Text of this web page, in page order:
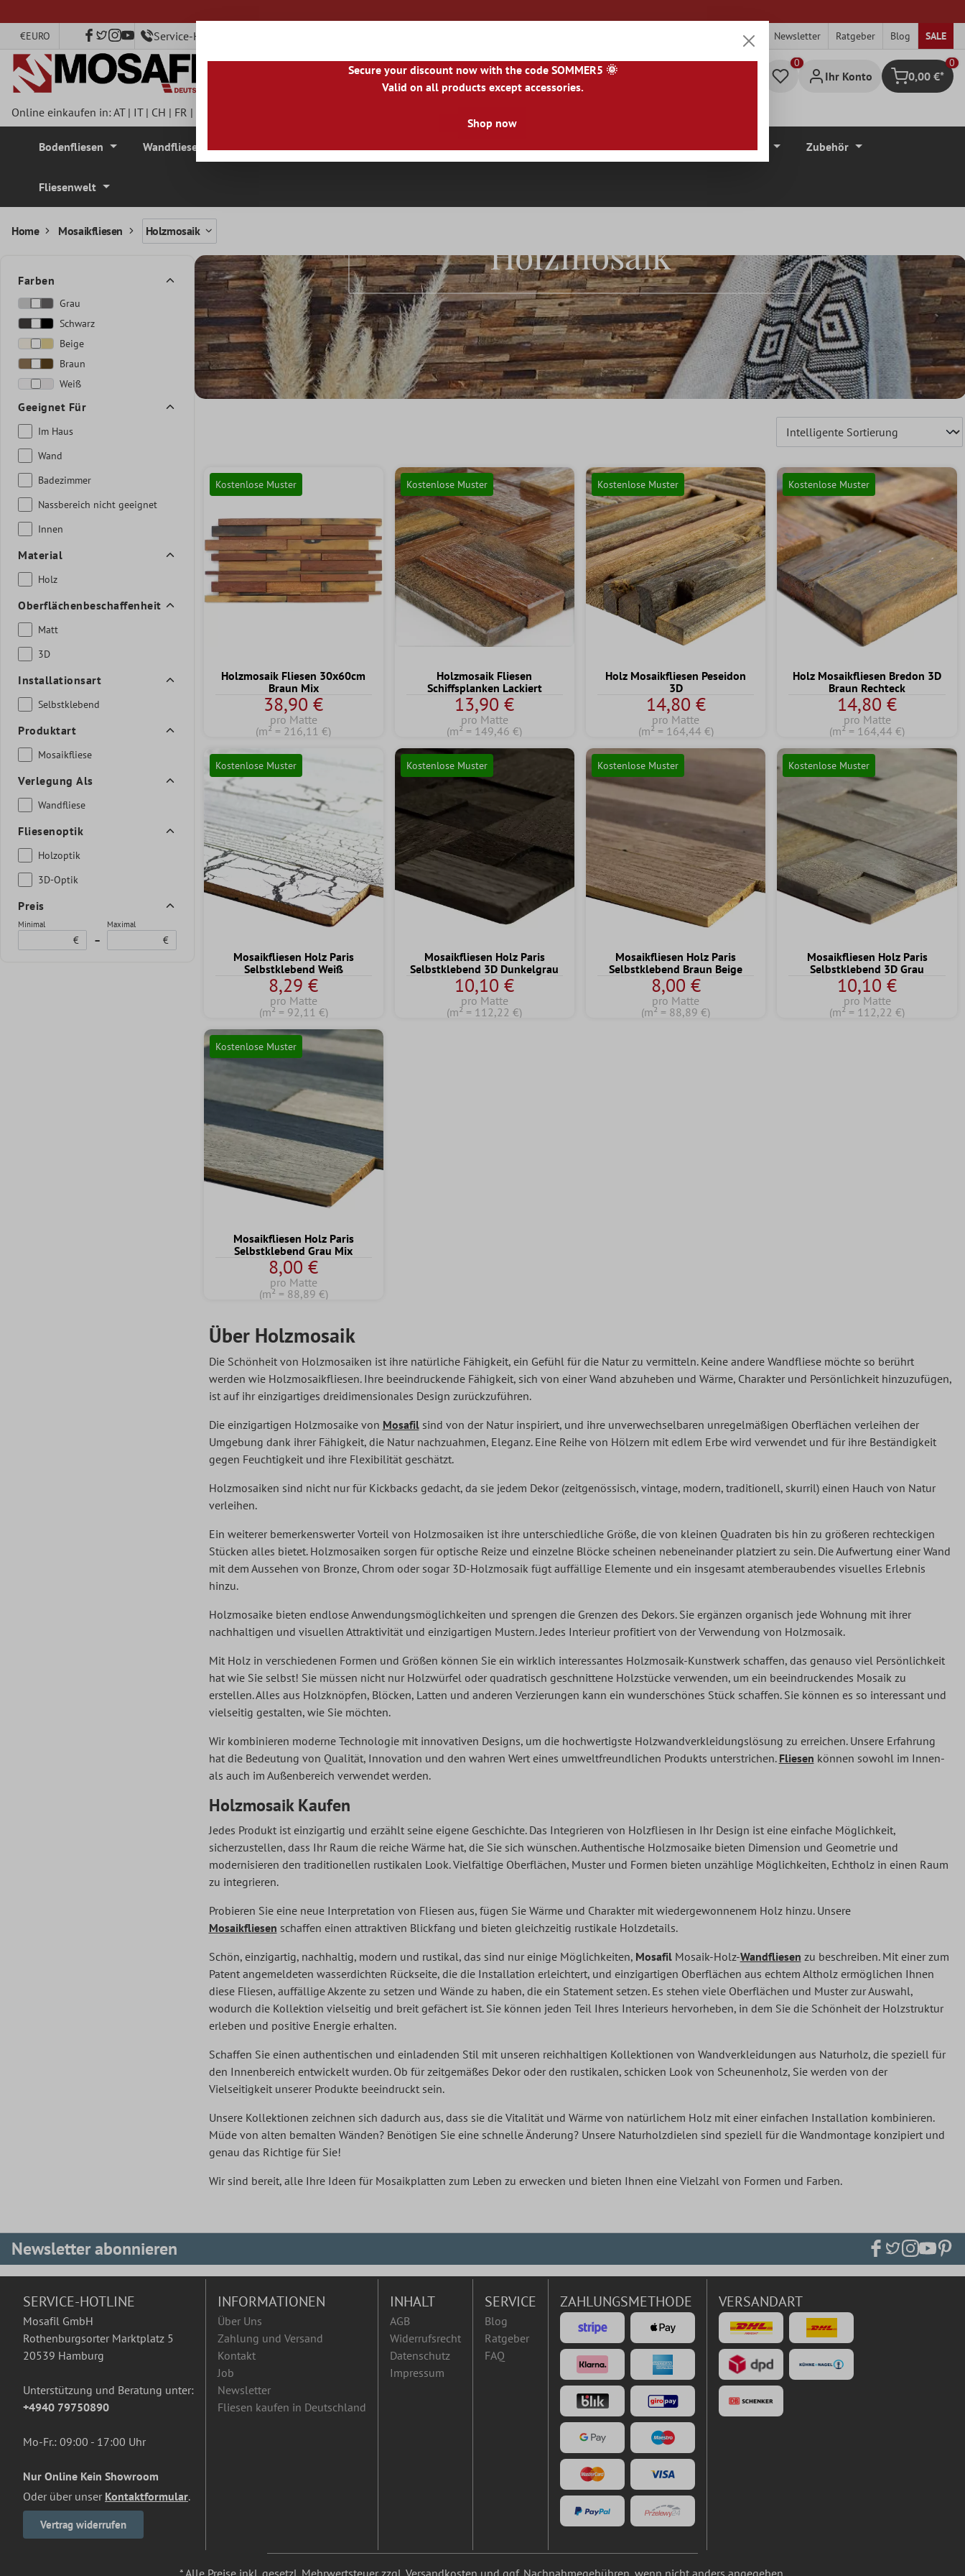
€EURO Service-Hotline +49 40 79750890 Newsletter Ratgeber Blog SALE
Ihr Konto Warenkorb
0
0,00 €*
Online einkaufen in:AT| IT| CH | FR |
Bodenfliesen Wandfliesen Zubehör
Fliesenwelt
Home Mosaikfliesen Holzmosaik
Farben
Grau
Schwarz
Beige
Braun
Weiß
Geeignet Für
Im Haus
Wand
Badezimmer
Nassbereich nicht geeignet
Innen
Material
Holz
Oberflächenbeschaffenheit
Matt
3D
Installationsart
Selbstklebend
Produktart
Mosaikfliese
Verlegung Als
Wandfliese
Fliesenoptik
Holzoptik
3D-Optik
Preis
Minimal
€ –
Maximal
€
Holzmosaik
Kostenlose Muster
Holzmosaik Fliesen 30x60cm
Braun Mix
38,90 €
pro Matte
(m² = 216,11 €)
Kostenlose Muster
Holzmosaik Fliesen
Schiffsplanken Lackiert
13,90 €
pro Matte
(m² = 149,46 €)
Kostenlose Muster
Holz Mosaikfliesen Peseidon
3D
14,80 €
pro Matte
(m² = 164,44 €)
Kostenlose Muster
Holz Mosaikfliesen Bredon 3D
Braun Rechteck
14,80 €
pro Matte
(m² = 164,44 €)
Kostenlose Muster
Mosaikfliesen Holz Paris
Selbstklebend Weiß
8,29 €
pro Matte
(m² = 92,11 €)
Kostenlose Muster
Mosaikfliesen Holz Paris
Selbstklebend 3D Dunkelgrau
10,10 €
pro Matte
(m² = 112,22 €)
Kostenlose Muster
Mosaikfliesen Holz Paris
Selbstklebend Braun Beige
8,00 €
pro Matte
(m² = 88,89 €)
Kostenlose Muster
Mosaikfliesen Holz Paris
Selbstklebend 3D Grau
10,10 €
pro Matte
(m² = 112,22 €)
Kostenlose Muster
Mosaikfliesen Holz Paris
Selbstklebend Grau Mix
8,00 €
pro Matte
(m² = 88,89 €)
Über Holzmosaik
Die Schönheit von Holzmosaiken ist ihre natürliche Fähigkeit, ein Gefühl für die Natur zu vermitteln. Keine andere Wandfliese möchte so berührt
werden wie Holzmosaikfliesen. Ihre beeindruckende Fähigkeit, sich von einer Wand abzuheben und Wärme, Charakter und Persönlichkeit hinzuzufügen,
ist auf ihr einzigartiges dreidimensionales Design zurückzuführen.
Die einzigartigen Holzmosaike von Mosafilsind von der Natur inspiriert, und ihre unverwechselbaren unregelmäßigen Oberflächen verleihen der
Umgebung dank ihrer Fähigkeit, die Natur nachzuahmen, Eleganz. Eine Reihe von Hölzern mit edlem Erbe wird verwendet und für ihre Beständigkeit
gegen Feuchtigkeit und ihre Flexibilität geschätzt.
Holzmosaiken sind nicht nur für Kickbacks gedacht, da sie jedem Dekor (zeitgenössisch, vintage, modern, traditionell, skurril) einen Hauch von Natur
verleihen.
Ein weiterer bemerkenswerter Vorteil von Holzmosaiken ist ihre unterschiedliche Größe, die von kleinen Quadraten bis hin zu größeren rechteckigen
Stücken alles bietet. Holzmosaiken sorgen für optische Reize und einzelne Blöcke scheinen nebeneinander platziert zu sein. Die Aufwertung einer Wand
mit dem Aussehen von Bronze, Chrom oder sogar 3D-Holzmosaik fügt auffällige Elemente und ein insgesamt atemberaubendes visuelles Erlebnis
hinzu.
Holzmosaike bieten endlose Anwendungsmöglichkeiten und sprengen die Grenzen des Dekors. Sie ergänzen organisch jede Wohnung mit ihrer
nachhaltigen und visuellen Attraktivität und einzigartigen Mustern. Jedes Interieur profitiert von der Verwendung von Holzmosaik.
Mit Holz in verschiedenen Formen und Größen können Sie ein wirklich interessantes Holzmosaik-Kunstwerk schaffen, das genauso viel Persönlichkeit
hat wie Sie selbst! Sie müssen nicht nur Holzwürfel oder quadratisch geschnittene Holzstücke verwenden, um ein beeindruckendes Mosaik zu
erstellen. Alles aus Holzknöpfen, Blöcken, Latten und anderen Verzierungen kann ein wunderschönes Stück schaffen. Sie können es so interessant und
vielseitig gestalten, wie Sie möchten.
Wir kombinieren moderne Technologie mit innovativen Designs, um die hochwertigste Holzwandverkleidungslösung zu erreichen. Unsere Erfahrung
hat die Bedeutung von Qualität, Innovation und den wahren Wert eines umweltfreundlichen Produkts unterstrichen. Fliesen können sowohl im Innen-
als auch im Außenbereich verwendet werden.
Holzmosaik Kaufen
Jedes Produkt ist einzigartig und erzählt seine eigene Geschichte. Das Integrieren von Holzfliesen in Ihr Design ist eine einfache Möglichkeit,
sicherzustellen, dass Ihr Raum die reiche Wärme hat, die Sie sich wünschen. Authentische Holzmosaike bieten Dimension und Geometrie und
modernisieren den traditionellen rustikalen Look. Vielfältige Oberflächen, Muster und Formen bieten unzählige Möglichkeiten, Echtholz in einen Raum
zu integrieren.
Probieren Sie eine neue Interpretation von Fliesen aus, fügen Sie Wärme und Charakter mit wiedergewonnenem Holz hinzu. Unsere
Mosaikfliesen schaffen einen attraktiven Blickfang und bieten gleichzeitig rustikale Holzdetails.
Schön, einzigartig, nachhaltig, modern und rustikal, das sind nur einige Möglichkeiten, Mosafil Mosaik-Holz-Wandfliesen zu beschreiben. Mit einer zum
Patent angemeldeten wasserdichten Rückseite, die die Installation erleichtert, und einzigartigen Oberflächen aus echtem Altholz ermöglichen Ihnen
diese Fliesen, auffällige Akzente zu setzen und Wände zu haben, die ein Statement setzen. Es stehen viele Oberflächen und Muster zur Auswahl,
wodurch die Kollektion vielseitig und breit gefächert ist. Sie können jeden Teil Ihres Interieurs hervorheben, in dem Sie die Schönheit der Holzstruktur
erleben und positive Energie erhalten.
Schaffen Sie einen authentischen und einladenden Stil mit unseren reichhaltigen Kollektionen von Wandverkleidungen aus Naturholz, die speziell für
den Innenbereich entwickelt wurden. Ob für zeitgemäßes Dekor oder den rustikalen, schicken Look von Scheunenholz, Sie werden von der
Vielseitigkeit unserer Produkte beeindruckt sein.
Unsere Kollektionen zeichnen sich dadurch aus, dass sie die Vitalität und Wärme von natürlichem Holz mit einer einfachen Installation kombinieren.
Müde von alten bemalten Wänden? Benötigen Sie eine schnelle Änderung? Unsere Naturholzdielen sind speziell für die Wandmontage konzipiert und
genau das Richtige für Sie!
Wir sind bereit, alle Ihre Ideen für Mosaikplatten zum Leben zu erwecken und bieten Ihnen eine Vielzahl von Formen und Farben.
Newsletter abonnieren
SERVICE-HOTLINE
Mosafil GmbH
Rothenburgsorter Marktplatz 5
20539 Hamburg
Unterstützung und Beratung unter:
+4940 79750890
Mo-Fr.: 09:00 - 17:00 Uhr
Nur Online Kein Showroom
Oder über unser Kontaktformular.
Vertrag widerrufen
INFORMATIONEN
Über Uns
Zahlung und Versand
Kontakt
Job
Newsletter
Fliesen kaufen in Deutschland
INHALT
AGB
Widerrufsrecht
Datenschutz
Impressum
SERVICE
Blog
Ratgeber
FAQ
ZAHLUNGSMETHODE VERSANDART
* Alle Preise inkl. gesetzl. Mehrwertsteuer zzgl. Versandkosten und ggf. Nachnahmegebühren, wenn nicht anders angegeben.
Secure your discount now with the code SOMMER5 🌞
Valid on all products except accessories.
Shop now